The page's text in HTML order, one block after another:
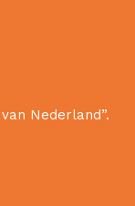
Nederland”.